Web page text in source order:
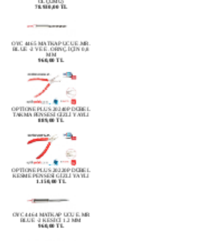
MM
960,00 TL
OPTİONE PLUS 20240P DÜBEL
TAKMA PENSESİ GİZLİ YAYLI
889,00 TL
OPTİONE PLUS 20220P DÜBEL
KESME PENSESİ GİZLİ YAYLI
1.150,00 TL
OYC 4464 MATKAP UCU E.MR
960,00 TL